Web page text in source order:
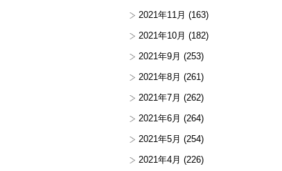
2021年11月 (163)
2021年10月 (182)
2021年9月 (253)
2021年8月 (261)
2021年7月 (262)
2021年6月 (264)
2021年5月 (254)
2021年4月 (226)